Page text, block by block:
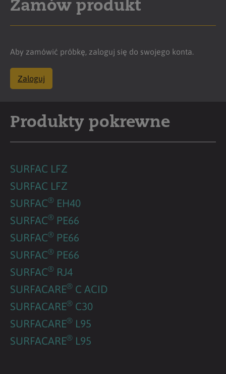
Zamów produkt
Aby zamówić próbkę, zaloguj się do swojego konta.
Zaloguj
Produkty pokrewne
SURFAC LFZ
SURFAC LFZ
SURFAC® EH40
SURFAC® PE66
SURFAC® PE66
SURFAC® PE66
SURFAC® RJ4
SURFACARE® C ACID
SURFACARE® C30
SURFACARE® L95
SURFACARE® L95